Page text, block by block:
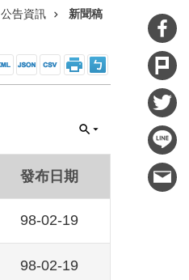
公告資訊 新聞稿
發布日期
98-02-19
98-02-19